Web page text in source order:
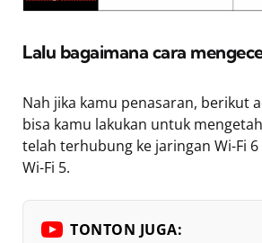
Lalu bagaimana cara
Nah jika kamu penasaran, berikut
bisa kamu lakukan untuk
telah terhubung ke jaringan Wi-Fi
Wi-Fi 5.
TONTON JUGA: